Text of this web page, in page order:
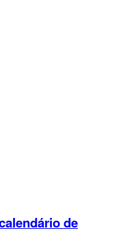
de